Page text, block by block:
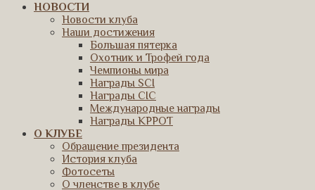
НОВОСТИ
Новости клуба
Наши достижения
Большая пятерка
Охотник и Трофей года
Чемпионы мира
Награды SCI
Награды CIC
Международные награды
Награды КРРОТ
О КЛУБЕ
Обращение президента
История клуба
Фотосеты
О членстве в клубе